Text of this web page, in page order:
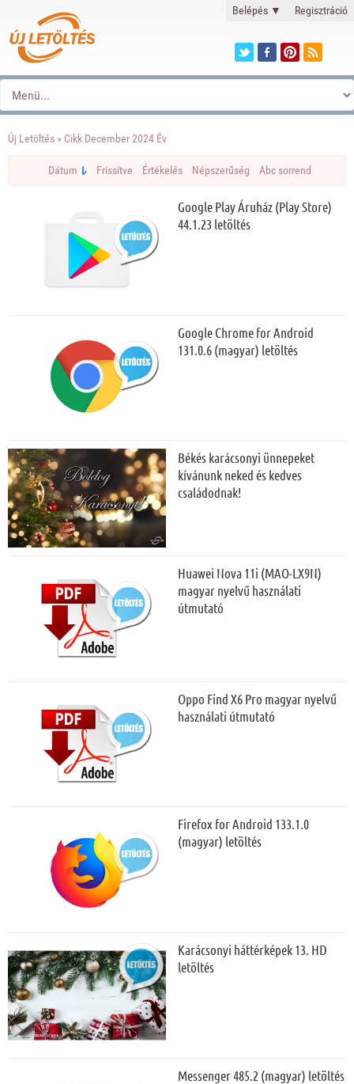
Belépés ▼ Regisztráció
Új Letöltés » Cikk December 2024 Év
Dátum Frissítve Értékelés Népszerűség Abc sorrend
Google Play Áruház (Play Store)
44.1.23 letöltés
Google Chrome for Android
131.0.6 (magyar) letöltés
Békés karácsonyi ünnepeket
kívánunk neked és kedves
családodnak!
Huawei Nova 11i (MAO-LX9N)
magyar nyelvű használati
útmutató
Oppo Find X6 Pro magyar nyelvű
használati útmutató
Firefox for Android 133.1.0
(magyar) letöltés
Karácsonyi háttérképek 13. HD
letöltés
Messenger 485.2 (magyar) letöltés